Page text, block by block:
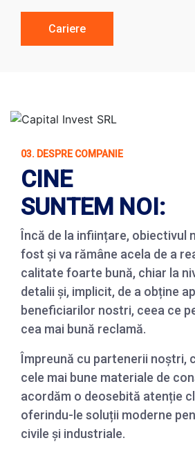
Cariere
03. DESPRE COMPANIE
CINE
SUNTEM NOI:
Încă de la inființare, obiectivul
fost și va rămâne acela de a
calitate foarte bună, chiar la
detalii și, implicit, de a obține
beneficiarilor nostri, ceea ce
cea mai bună reclamă.
Împreună cu partenerii noștri,
cele mai bune materiale de
acordăm o deosebită atenție
oferindu-le soluții moderne
civile și industriale.